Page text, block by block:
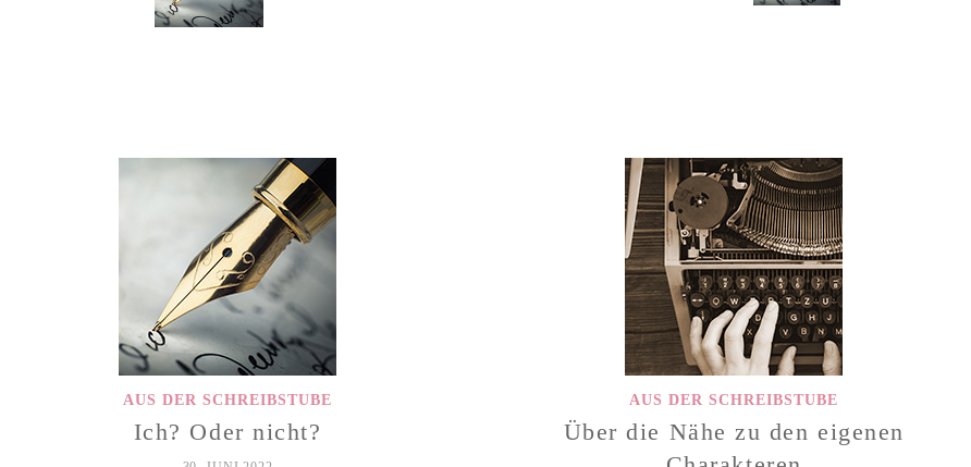
AUS DER SCHREIBSTUBE
Ich? Oder nicht?
AUS DER SCHREIBSTUBE
Über die Nähe zu den eigenen